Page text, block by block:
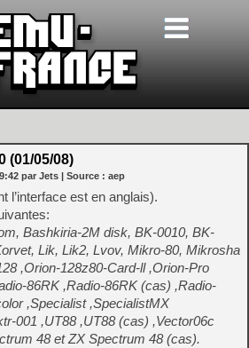
(01/05/08)
par Jets | Source : aep
l’interface est en anglais).
Bashkiria-2M disk, BK-0010, BK-
Lik, Lik2, Lvov, Mikro-80, Mikrosha
,Orion-128z80-Card-ll ,Orion-Pro
86RK ,Radio-86RK (cas) ,Radio-
,Specialist ,SpecialistMX
001 ,UT88 ,UT88 (cas) ,Vector06c
48 et ZX Spectrum 48 (cas).